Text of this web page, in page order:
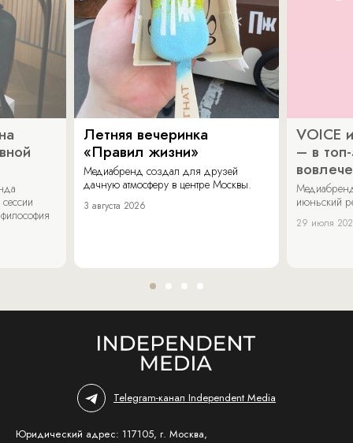
Летняя вечеринка
«Правил жизни»
Медиабренд создал для друзей
дачную атмосферу в центре Москвы.
3 августа 2026
VOICE
– в
июньский
29 июля
Telegram-канал Independent Media
Юридический адрес: 117105, г. Москва,